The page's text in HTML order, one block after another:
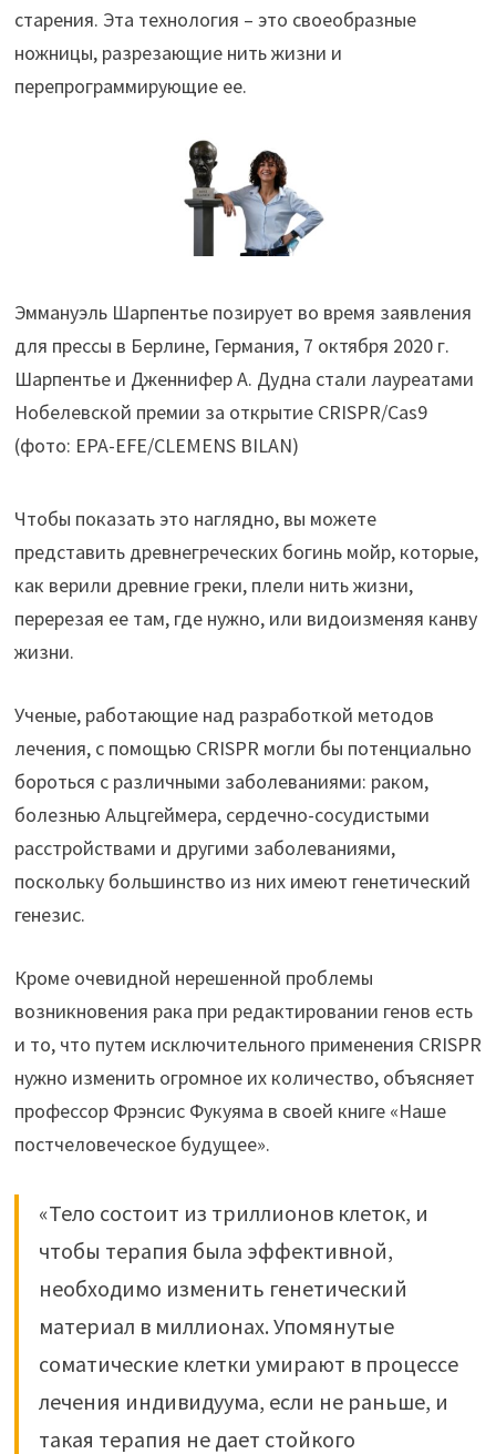
старения. Эта технология – это своеобразные
ножницы, разрезающие нить жизни и
перепрограммирующие ее.
Эммануэль Шарпентье позирует во время заявления
для прессы в Берлине, Германия, 7 октября 2020 г.
Шарпентье и Дженнифер А. Дудна стали лауреатами
Нобелевской премии за открытие CRISPR/Cas9
(фото: EPA-EFE/CLEMENS BILAN)
Чтобы показать это наглядно, вы можете
представить древнегреческих богинь мойр, которые,
как верили древние греки, плели нить жизни,
перерезая ее там, где нужно, или видоизменяя канву
жизни.
Ученые, работающие над разработкой методов
лечения, с помощью CRISPR могли бы потенциально
бороться с различными заболеваниями: раком,
болезнью Альцгеймера, сердечно-сосудистыми
расстройствами и другими заболеваниями,
поскольку большинство из них имеют генетический
генезис.
Кроме очевидной нерешенной проблемы
возникновения рака при редактировании генов есть
и то, что путем исключительного применения CRISPR
нужно изменить огромное их количество, объясняет
профессор Фрэнсис Фукуяма в своей книге «Наше
постчеловеческое будущее».
«Тело состоит из триллионов клеток, и
чтобы терапия была эффективной,
необходимо изменить генетический
материал в миллионах. Упомянутые
соматические клетки умирают в процессе
лечения индивидуума, если не раньше, и
такая терапия не дает стойкого